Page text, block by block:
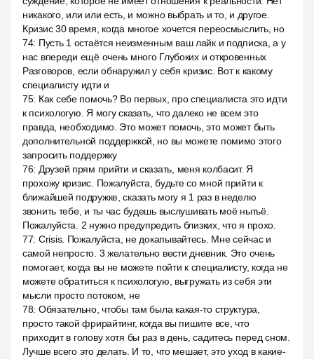
никакого, или или есть, и можно выбрать и то, и другое.
Кризис 30 время, когда многое хочется переосмыслить, но
74: Пусть 1 остаётся неизменным ваш лайк и подписка, а у
нас впереди ещё очень много Глубоких и откровенных
Разговоров, если обнаружил у себя кризис. Вот к какому
специалисту идти и
75: Как себе помочь? Во первых, про специалиста это идти
к психологую. Я могу сказать, что далеко не всем это
правда, необходимо. Это может помочь, это может быть
дополнительной поддержкой, но вы можете помимо этого
запросить поддержку
76: Друзей прям прийти и сказать, меня колбасит. Я
прохожу кризис. Пожалуйста, будьте со мной прийти к
ближайшей подружке, сказать могу я 1 раз в неделю
звонить тебе, и ты час будешь выслушивать моё нытьё.
Пожалуйста. 2 нужно предупредить близких, что я прохо.
77: Crisis. Пожалуйста, не докапывайтесь. Мне сейчас и
самой непросто. 3 желательно вести дневник. Это очень
помогает, когда вы не можете пойти к специалисту, когда не
можете обратиться к психологую, выгружать из себя эти
мысли просто потоком, не
78: Обязательно, чтобы там была какая-то структура,
просто такой фрирайтинг, когда вы пишите все, что
приходит в голову хотя бы раз в день, садитесь перед сном.
Лучше всего это делать. И то, что мешает, это уход в какие-